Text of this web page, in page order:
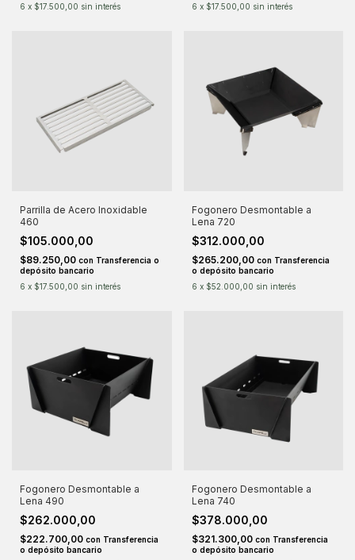
6 x $17.500,00 sin interés
6 x $17.500,00 sin interés
Parrilla de Acero Inoxidable
460
$105.000,00
$89.250,00 con Transferencia o
depósito bancario
6 x $17.500,00 sin interés
Fogonero Desmontable a
Lena 720
$312.000,00
$265.200,00 con Transferencia
o depósito bancario
6 x $52.000,00 sin interés
Fogonero Desmontable a
Lena 490
$262.000,00
$222.700,00 con Transferencia
o depósito bancario
Fogonero Desmontable a
Lena 740
$378.000,00
$321.300,00 con Transferencia
o depósito bancario